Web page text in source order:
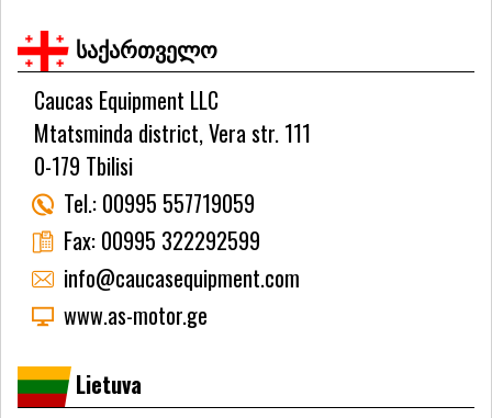
საქართველო
Caucas Equipment LLC
Mtatsminda district, Vera str. 111
0-179 Tbilisi
Tel.: 00995 557719059
Fax: 00995 322292599
info@caucasequipment.com
www.as-motor.ge
Lietuva